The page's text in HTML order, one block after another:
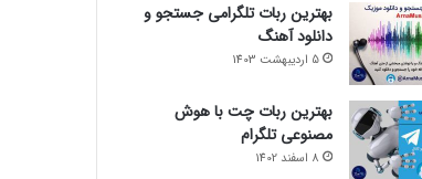
بهترین ربات تلگرامی جستجو و
دانلود آهنگ
5 اردیبهشت 1403
بهترین ربات چت با هوش
مصنوعی تلگرام
8 اسفند 1402